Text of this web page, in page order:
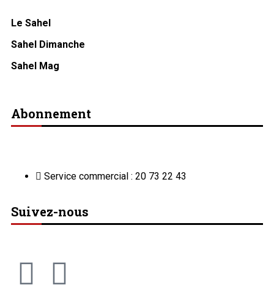
Le Sahel
Sahel Dimanche
Sahel Mag
Abonnement
Service commercial : 20 73 22 43
Suivez-nous